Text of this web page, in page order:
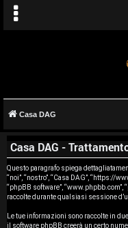
r
g
o
Casa DAG
Casa DAG -
Questo paragrafo spiega
“noi”, “nostro”, “Casa DAG”, “https://
“phpBB software”,
raccolte durante qualsiasi sessione
Le tue informazioni sono raccolte in
il software phpBB creerà un certo